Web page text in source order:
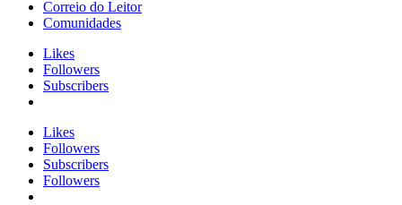
Correio do Leitor
Comunidades
Likes
Followers
Subscribers
Likes
Followers
Subscribers
Followers